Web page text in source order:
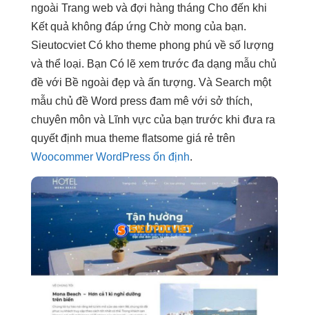
ngoài Trang web và đợi hàng tháng Cho đến khi
Kết quả không đáp ứng Chờ mong của bạn.
Sieutocviet Có kho theme phong phú về số lượng
và thể loại. Bạn Có lẽ xem trước đa dạng mẫu chủ
đề với Bề ngoài đẹp và ấn tượng. Và Search một
mẫu chủ đề Word press đam mê với sở thích,
chuyên môn và Lĩnh vực của bạn trước khi đưa ra
quyết định mua theme flatsome giá rẻ trên
Woocommer WordPress ổn định.